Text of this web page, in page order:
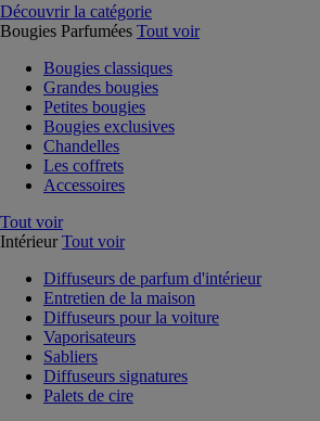
Découvrir la catégorie
Bougies Parfumées Tout voir
Bougies classiques
Grandes bougies
Petites bougies
Bougies exclusives
Chandelles
Les coffrets
Accessoires
Tout voir
Intérieur Tout voir
Diffuseurs de parfum d'intérieur
Entretien de la maison
Diffuseurs pour la voiture
Vaporisateurs
Sabliers
Diffuseurs signatures
Palets de cire